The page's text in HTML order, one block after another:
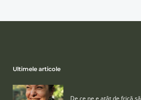
Ultimele articole
De ce ne e atât de frică să